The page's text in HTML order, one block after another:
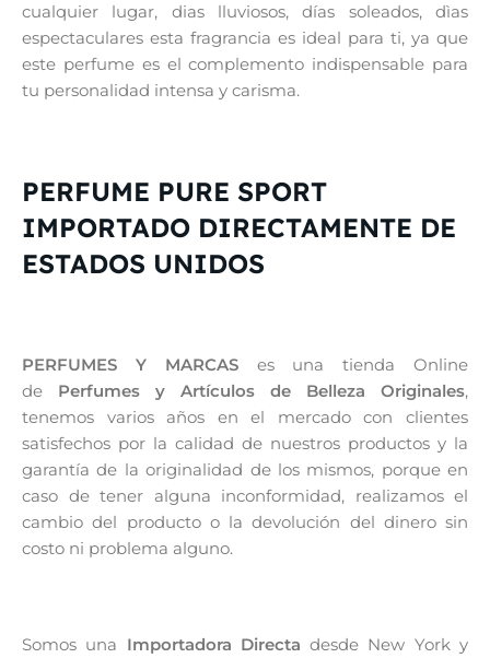
cualquier lugar, dias lluviosos, días soleados, dìas
espectaculares esta fragrancia es ideal para ti, ya que
este perfume es el complemento indispensable para
tu personalidad intensa y carisma.
PERFUME PURE SPORT
IMPORTADO DIRECTAMENTE DE
ESTADOS UNIDOS
PERFUMES Y MARCASes una tienda Online
de Perfumes y Artículos de Belleza Originales,
tenemos varios años en el mercado con clientes
satisfechos por la calidad de nuestros productos y la
garantía de la originalidad de los mismos, porque en
caso de tener alguna inconformidad, realizamos el
cambio del producto o la devolución del dinero sin
costo ni problema alguno.
Somos una Importadora Directa desde New York y